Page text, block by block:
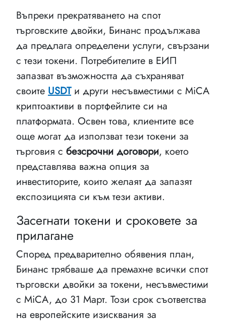
Въпреки прекратяването на спот
търговските двойки, Бинанс продължава
да предлага определени услуги, свързани
с тези токени. Потребителите в ЕИП
запазват възможността да съхраняват
своите USDTи други несъвместими с MiCA
криптоактиви в портфейлите си на
платформата. Освен това, клиентите все
още могат да използват тези токени за
търговия с безсрочни договори, което
представлява важна опция за
инвеститорите, които желаят да запазят
експозицията си към тези активи.
Засегнати токени и сроковете за
прилагане
Според предварително обявения план,
Бинанс трябваше да премахне всички спот
търговски двойки за токени, несъвместими
с MiCA, до 31 Март. Този срок съответства
на европейските изисквания за